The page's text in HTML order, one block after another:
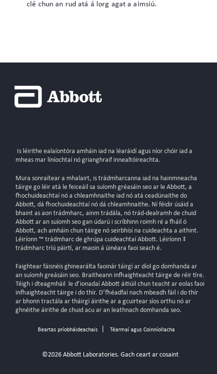
clé chun an rud atá á lorg agat a aimsiú.
Is léirithe ealaíontóra amháin iad na léaráidí agus níor chóir iad a
mheas mar líníochtaí nó grianghraif innealtóireachta.
Mura sonraítear a mhalairt, is trádmharcanna iad na hainmneacha
táirge go léir atá le feiceáil sa suíomh gréasáin seo ar le Abbott, a
fhochuideachtaí nó a chleamhnaithe iad nó atá ceadúnaithe do
Abbott, dá fhochuideachtaí nó dá chleamhnaithe. Ní féidir úsáid a
bhaint as aon trádmharc, ainm trádála, nó trád-dealramh de chuid
Abbott ar an suíomh seo gan údarú i scríbhinn roimh ré a fháil ó
Abbott, ach amháin chun táirge nó seirbhísí na cuideachta a aithint.
Léiríonn ™ trádmharc de ghrúpa cuideachtaí Abbott. Léiríonn ‡
trádmharc tríú páirtí, ar maoin á úinéara faoi seach é.
Faightear fáisnéis ghinearálta faoinár táirgí ar díol go domhanda ar
an suíomh greásáin seo. Braitheann infhaighteacht táirge de réir tíre.
Téigh i dteagmháil le d’ionadaí Abbott áitiúil chun teacht ar eolas faoi
infhaighteacht táirge i do thír. D’fhéadfaí nach mbeadh fáil i do thír
ar bhonn tractála ar tháirgí áirithe ar a gcuirtear síos orthu nó ar
ghnéithe áirithe de chuid acu ar an leathnach domhanda seo.
Beartas príobháideachais Téarmaí agus Coinníollacha
©2026 Abbott Laboratories. Gach ceart ar cosaint